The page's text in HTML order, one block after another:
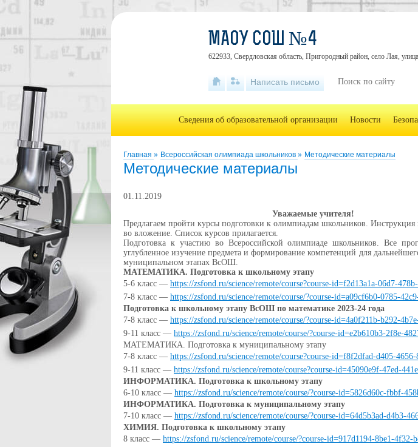
Главная » Всероссийская олимпиада школьников » Методические материалы
Методические материалы
01.11.2019
Уважаемые учителя!
Предлагаем пройти курсы подготовки к олимпиадам школьников. Инструкция
во вложение. Список курсов прилагается.
Подготовка к участию во Всероссийской олимпиаде школьников. Все
углубленное изучение предмета и формирование компетенций для
муниципальном этапах ВсОШ.
МАТЕМАТИКА. Подготовка к школьному этапу
5-6 класс — https://zsfond.ru/science/remote/course?course-id=f2d13a1a-06d7-
7-8 класс — https://zsfond.ru/science/remote/course/?course-id=a09cf6b0-0785-
Подготовка к школьному этапу ВсОШ по математике 2023-24 года
7-8 класс — https://zsfond.ru/science/remote/course/?course-id=4a0f211b-b292-
9-11 класс — https://zsfond.ru/science/remote/course/?course-id=e2b610b3-2f8e-
МАТЕМАТИКА. Подготовка к муниципальному этапу
7-8 класс — https://zsfond.ru/science/remote/course?course-id=f8f2dfad-d405-4656-
9-11 класс — https://zsfond.ru/science/remote/course?course-id=45090e9f-47ed-
ИНФОРМАТИКА. Подготовка к школьному этапу
6-10 класс — https://zsfond.ru/science/remote/course/?course-id=5826d60c-fbbf-
ИНФОРМАТИКА. Подготовка к муниципальному этапу
7-10 класс — https://zsfond.ru/science/remote/course/?course-id=64d5b3ad-d4b3-
ХИМИЯ. Подготовка к школьному этапу
8 класс — https://zsfond.ru/science/remote/course/?course-id=917d1194-8be1-4f32-
МАОУ СОШ №4
622933, Свердловская область, Пригородный район, село Лая,
Написать письмо
Сведения об образовательной организации Новости